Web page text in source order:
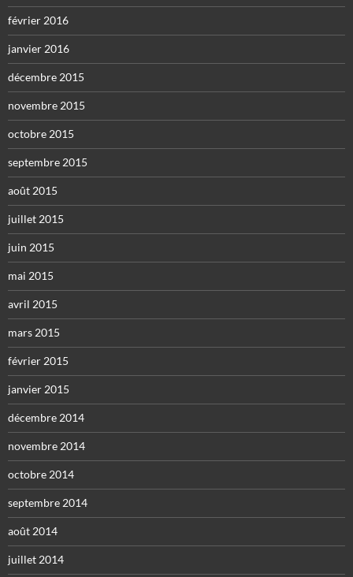
février 2016
janvier 2016
décembre 2015
novembre 2015
octobre 2015
septembre 2015
août 2015
juillet 2015
juin 2015
mai 2015
avril 2015
mars 2015
février 2015
janvier 2015
décembre 2014
novembre 2014
octobre 2014
septembre 2014
août 2014
juillet 2014